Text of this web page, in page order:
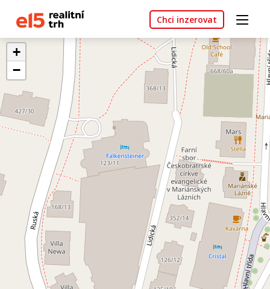
Chci inzerovat
+
−